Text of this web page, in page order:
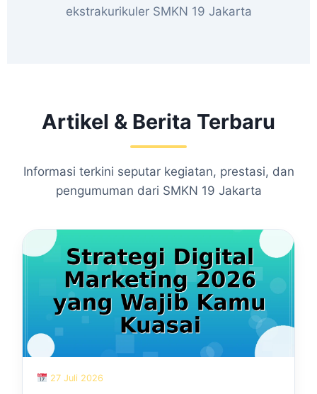
ekstrakurikuler SMKN 19 Jakarta
Artikel & Berita Terbaru
Informasi terkini seputar kegiatan, prestasi, dan
pengumuman dari SMKN 19 Jakarta
27 Juli 2026